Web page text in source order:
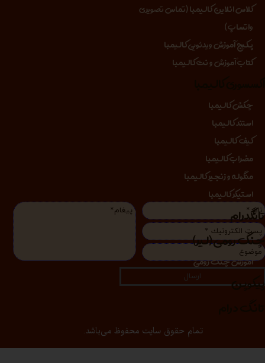
تمام حقوق سایت محفوظ می‌باشد.
ارسال
کلاس انلاین کالیمبا (تماس تصویری
واتساپ)
پکیج آموزش ویدئویی کالیمبا
کتاب آموزش و نت کالیمبا
چکش کالیمبا
استند کالیمبا
کیف کالیمبا
مضراب کالیمبا
منگوله و زنجیر کالیمبا
استیکر کالیمبا
تانگدرام
چنگ رومی (لیر)
آموزش چنگ رومی
پیکوپن